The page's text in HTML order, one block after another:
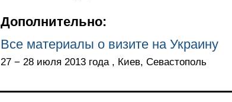
Дополнительно:
Все материалы о визите на Украину
27 − 28 июля 2013 года , Киев, Севастополь